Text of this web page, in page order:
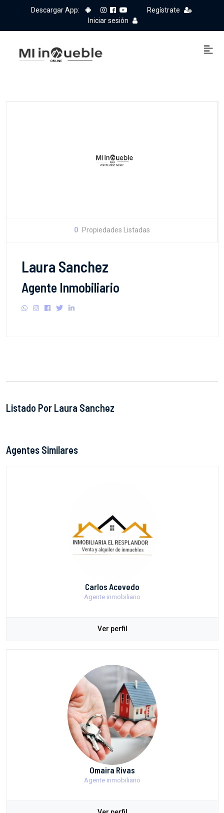
Descargar App:
Regístrate
Iniciar sesión
0 Propiedades Listadas
Laura Sanchez
Agente Inmobiliario
Listado Por Laura Sanchez
Agentes Similares
Carlos Acevedo
Agente inmobiliario
Ver perfil
Omaira Rivas
Agente inmobiliario